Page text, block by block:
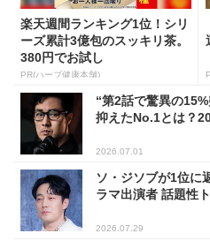
楽天週間ランキング1位！シリ
ーズ累計3億包のスッキリ茶。
380円でお試し
PR(ハーブ健康本舗)
“第2話で驚異の
抑えたNo.1とは？
2026.07.01
ソ・ジソブが1位に
ラマ出演者 話題性
2026.07.29